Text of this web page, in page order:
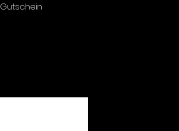
Gutschein